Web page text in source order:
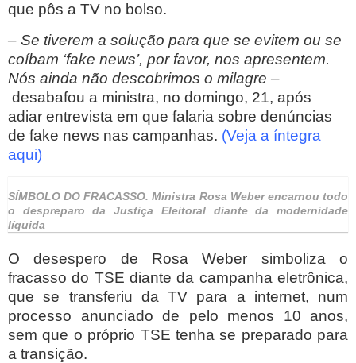
que pôs a TV no bolso.
– Se tiverem a solução para que se evitem ou se
coíbam ‘fake news’, por favor, nos apresentem.
Nós ainda não descobrimos o milagre –
desabafou a ministra, no domingo, 21, após
adiar entrevista em que falaria sobre denúncias
de fake news nas campanhas. (Veja a íntegra
aqui)
SÍMBOLO DO FRACASSO. Ministra Rosa Weber encarnou todo
o despreparo da Justiça Eleitoral diante da modernidade
líquida
O desespero de Rosa Weber simboliza o
fracasso do TSE diante da campanha eletrônica,
que se transferiu da TV para a internet, num
processo anunciado de pelo menos 10 anos,
sem que o próprio TSE tenha se preparado para
a transição.